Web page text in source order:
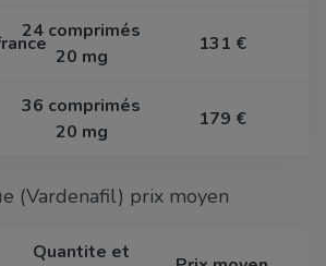
24 comprimés
20 mg
131 €
36 comprimés
20 mg
179 €
(Vardenafil) prix moyen
Quantite et